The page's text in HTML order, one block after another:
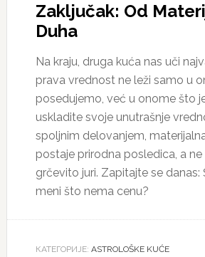
Zaključak: Od
Duha
Na kraju, druga kuća nas uči
prava vrednost ne leži samo u
posedujemo, već u onome što
uskladite svoje unutrašnje
spoljnim delovanjem,
postaje prirodna posledica, a ne
grčevito juri. Zapitajte se danas:
meni što nema cenu?
КАТЕГОРИЈЕ: ASTROLOŠKE KUĆE